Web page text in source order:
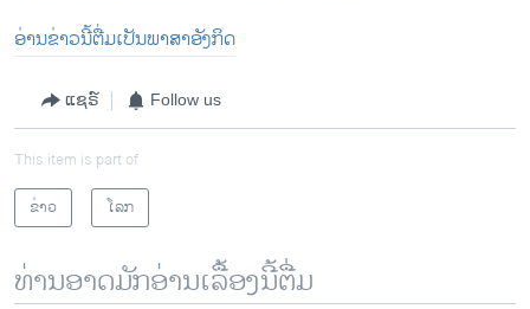
ອ່ານຂ່າວນີ້ຕື່ມເປັນພາສາອັງກິດ
ແຊຣ໌ Follow us
This item is part of
ຂ່າວ
ໂລກ
ທ່ານອາດມັກອ່ານເລື້ອງນີ້ຕື່ມ